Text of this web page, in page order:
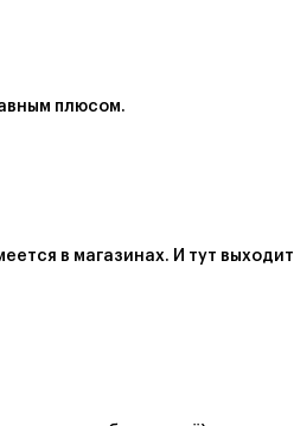
плюсом.
в магазинах. И тут выходит